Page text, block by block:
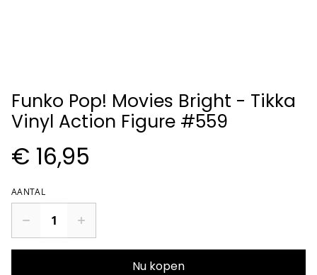
Funko Pop! Movies Bright - Tikka
Vinyl Action Figure #559
€ 16,95
AANTAL
Nu kopen